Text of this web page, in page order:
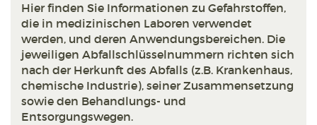
Hier finden Sie Informationen zu Gefahrstoffen,
die in medizinischen Laboren verwendet
werden, und deren Anwendungsbereichen. Die
jeweiligen Abfallschlüsselnummern richten sich
nach der Herkunft des Abfalls (z.B. Krankenhaus,
chemische Industrie), seiner Zusammensetzung
sowie den Behandlungs- und
Entsorgungswegen.